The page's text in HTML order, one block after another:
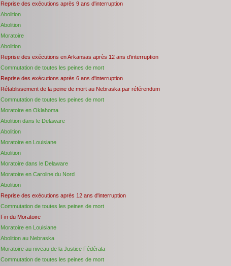
Reprise des exécutions après 9 ans d'interruption
Abolition
Abolition
Moratoire
Abolition
Reprise des exécutions en Arkansas après 12 ans d'interruption
Commutation de toutes les peines de mort
Reprise des exécutions après 6 ans d'interruption
Rétablissement de la peine de mort au Nebraska par référendum
Commutation de toutes les peines de mort
Moratoire en Oklahoma
Abolition dans le Delaware
Abolition
Moratoire en Louisiane
Abolition
Moratoire dans le Delaware
Moratoire en Caroline du Nord
Abolition
Reprise des exécutions après 12 ans d'interruption
Commutation de toutes les peines de mort
Fin du Moratoire
Moratoire en Louisiane
Abolition au Nebraska
Moratoire au niveau de la Justice Fédérala
Commutation de toutes les peines de mort